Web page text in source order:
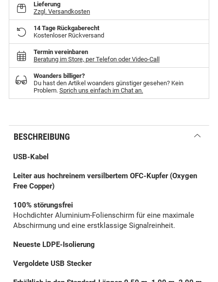
Lieferung
Zzgl. Versandkosten
14 Tage Rückgaberecht
Kostenloser Rückversand
Termin vereinbaren
Beratung im Store, per Telefon oder Video-Call
Woanders billiger?
Du hast den Artikel woanders günstiger gesehen? Kein
Problem. Sprich uns einfach im Chat an.
BESCHREIBUNG
USB-Kabel
Leiter aus hochreinem versilbertem OFC-Kupfer (Oxygen
Free Copper)
100% störungsfrei
Hochdichter Aluminium-Folienschirm für eine maximale
Abschirmung und eine erstklassige Signalreinheit.
Neueste LDPE-Isolierung
Vergoldete USB Stecker